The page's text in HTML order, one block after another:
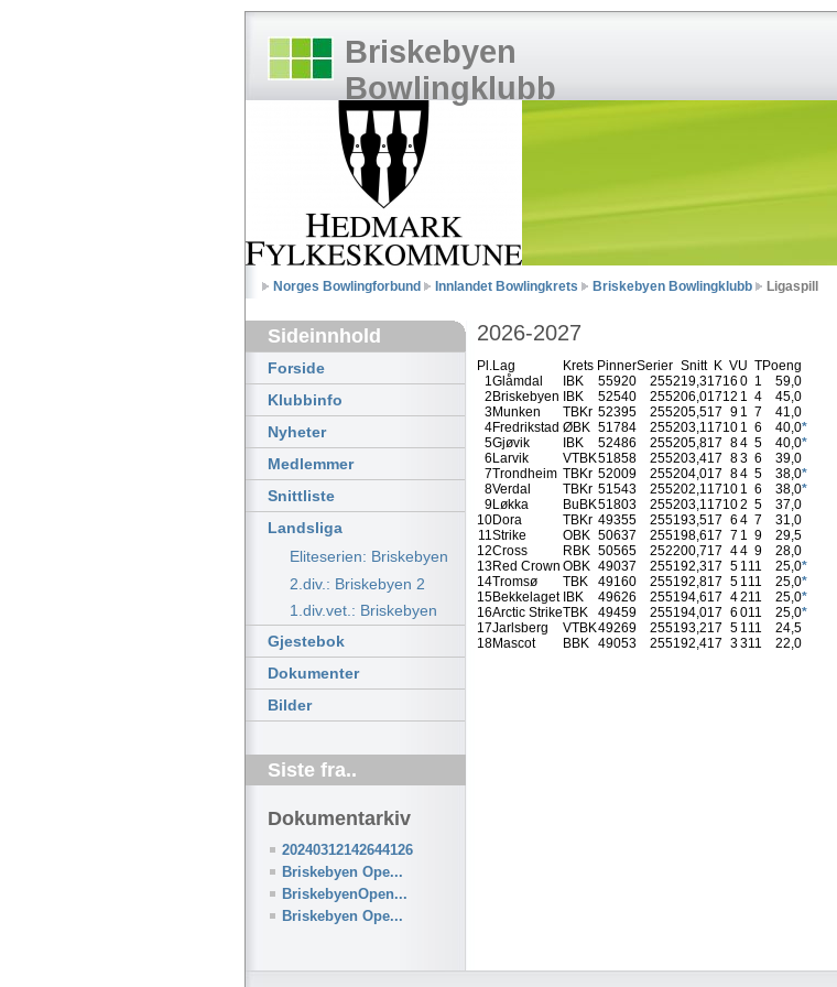
Briskebyen
Bowlingklubb
Norges Bowlingforbund Innlandet Bowlingkrets Briskebyen Bowlingklubb Ligaspill
Sideinnhold
Forside
Klubbinfo
Nyheter
Medlemmer
Snittliste
Landsliga
Eliteserien: Briskebyen
2.div.: Briskebyen 2
1.div.vet.: Briskebyen
Gjestebok
Dokumenter
Bilder
Siste fra..
Dokumentarkiv
20240312142644126
Briskebyen Ope...
BriskebyenOpen...
Briskebyen Ope...
2026-2027
Pl. Lag Krets PinnerSerier Snitt K VU TPoeng
1 Glåmdal IBK 55920 255219,31716 0 1
59,0
2Briskebyen IBK 52540 255206,01712 1 4
45,0
3Munken TBKr 52395 255205,517 9 1 7
41,0
4Fredrikstad ØBK 51784 255203,1 1710 1 6 40,0*
5Gjøvik IBK 52486 255205,817 84 5 40,0*
6Larvik VTBK51858 255203,417 83 6
39,0
7Trondheim TBKr 52009 255204,017 84 5 38,0*
8Verdal TBKr 51543 255202,1 1710 1 6 38,0*
9Løkka BuBK51803 255203,1 17102 5
37,0
10Dora TBKr 49355 255193,517 6 4 7
31,0
11 Strike OBK 50637 255198,617 7 1 9
29,5
12Cross RBK 50565 252200,717 44 9
28,0
13Red Crown OBK 49037 255192,317 5 1 11 25,0*
14Tromsø TBK 49160 255192,817 5 1 11 25,0*
15Bekkelaget IBK 49626 255194,617 4211 25,0*
16Arctic StrikeTBK 49459 255194,017 6 011 25,0*
17Jarlsberg VTBK49269 255193,217 5 1 11
24,5
18Mascot BBK 49053 255192,417 3311 22,0